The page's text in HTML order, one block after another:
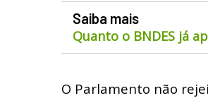
Saiba mais
Quanto o BNDES já
O Parlamento não